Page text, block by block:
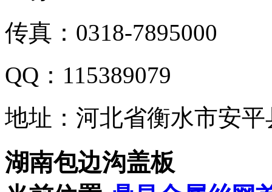
传真：0318-7895000
QQ：115389079
地址：河北省衡水市安
湖南包边沟盖板